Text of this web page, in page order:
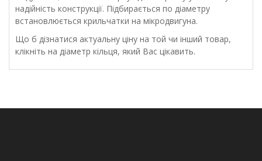
надійність конструкції. Підбирається по діаметру
встановлюється крильчатки на мікродвигуна.
Що б дізнатися актуальну ціну на той чи інший товар,
клікніть на діаметр кільця, який Вас цікавить.